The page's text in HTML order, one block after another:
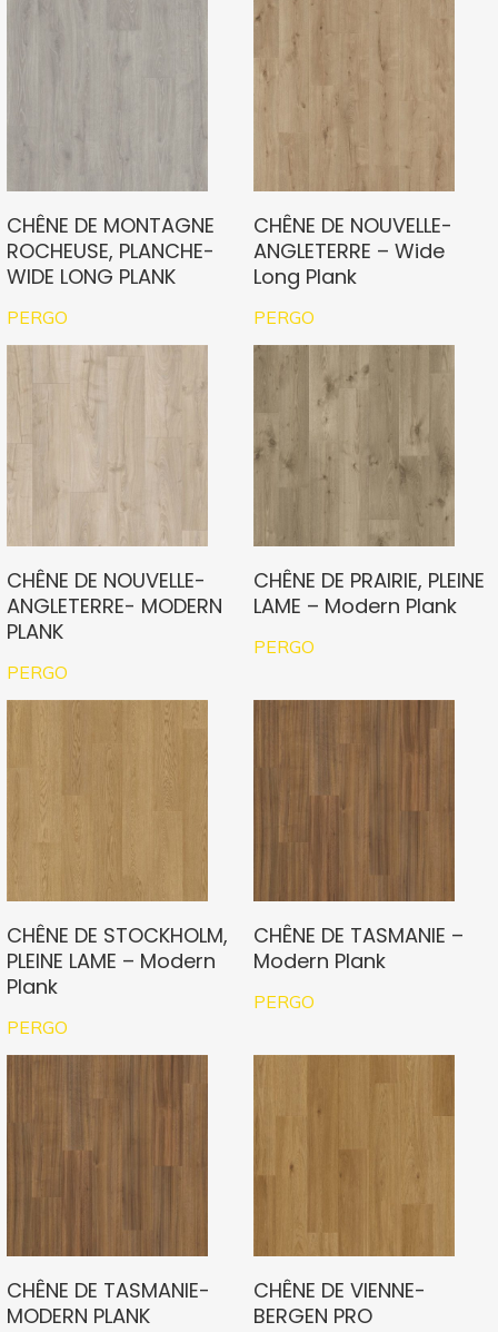
CHÊNE DE MONTAGNE
ROCHEUSE, PLANCHE-
WIDE LONG PLANK
PERGO
CHÊNE DE NOUVELLE-
ANGLETERRE – Wide
Long Plank
PERGO
CHÊNE DE NOUVELLE-
ANGLETERRE- MODERN
PLANK
PERGO
CHÊNE DE PRAIRIE, PLEINE
LAME – Modern Plank
PERGO
CHÊNE DE STOCKHOLM,
PLEINE LAME – Modern
Plank
PERGO
CHÊNE DE TASMANIE –
Modern Plank
PERGO
CHÊNE DE TASMANIE-
MODERN PLANK
CHÊNE DE VIENNE-
BERGEN PRO